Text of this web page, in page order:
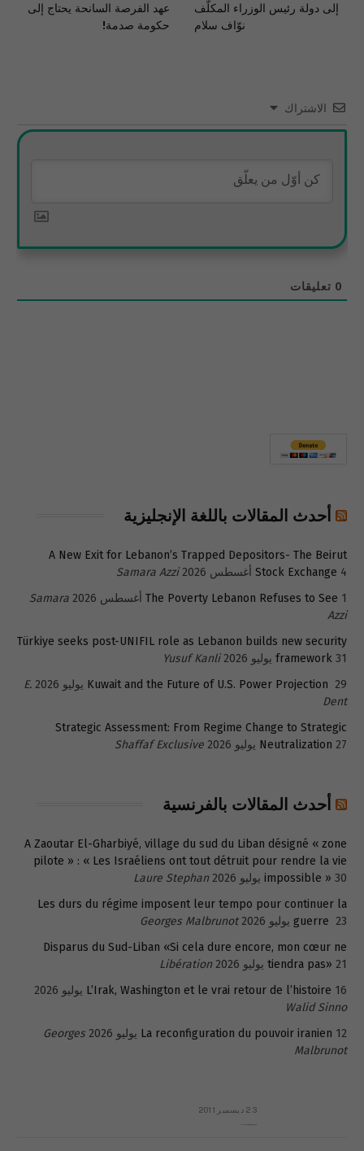
إلى دولة رئيس الوزراء المكلّف
نوّاف سلام
عهد الفرصة السانحة يحتاج إلى
حكومة صدمة!
الاشتراك
0 تعليقات
أحدث المقالات باللغة الإنجليزية
A New Exit for Lebanon’s Trapped Depositors- The Beirut
Stock Exchange 4 أغسطس 2026
Samara Azzi
The Poverty Lebanon Refuses to See 1 أغسطس 2026
Samara
Azzi
Türkiye seeks post-UNIFIL role as Lebanon builds new security
framework 31 يوليو 2026
Yusuf Kanli
Kuwait and the Future of U.S. Power Projection 29 يوليو 2026
E.
Dent
Strategic Assessment: From Regime Change to Strategic
Neutralization 27 يوليو 2026 Shaffaf Exclusive
أحدث المقالات بالفرنسية
A Zaoutar El-Gharbiyé, village du sud du Liban désigné « zone
pilote » : « Les Israéliens ont tout détruit pour rendre la vie
impossible » 30 يوليو 2026
Laure Stephan
Les durs du régime imposent leur tempo pour continuer la
guerre 23 يوليو 2026
Georges Malbrunot
Disparus du Sud-Liban «Si cela dure encore, mon cœur ne
tiendra pas» 21 يوليو 2026
Libération
L’Irak, Washington et le vrai retour de l’histoire 16 يوليو 2026
Walid Sinno
La reconfiguration du pouvoir iranien 12 يوليو 2026
Georges
Malbrunot
23 ديسمبر 2011